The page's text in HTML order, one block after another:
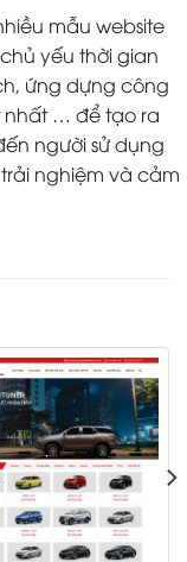
mẫu website
yếu thời gian
ứng dựng công
nhất … để tạo ra
người sử dụng
nghiệm và cảm